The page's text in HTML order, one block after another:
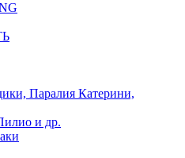
Паралия Катерини,
и др.